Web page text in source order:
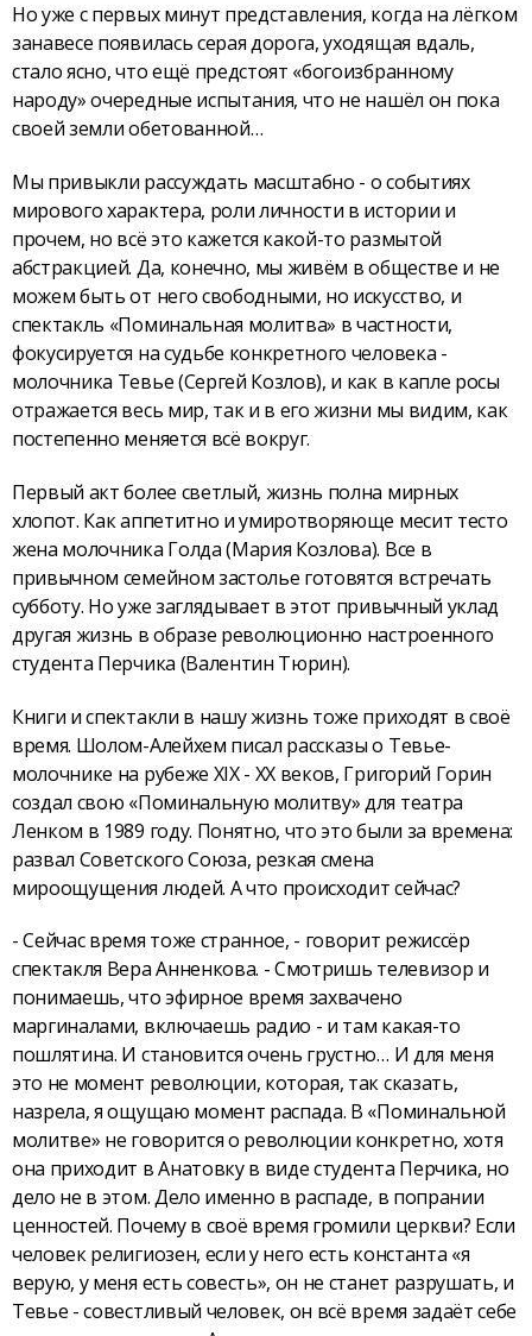
Но уже с первых минут представления, когда на лёгком
занавесе появилась серая дорога, уходящая вдаль,
стало ясно, что ещё предстоят «богоизбранному
народу» очередные испытания, что не нашёл он пока
своей земли обетованной…
Мы привыкли рассуждать масштабно - о событиях
мирового характера, роли личности в истории и
прочем, но всё это кажется какой-то размытой
абстракцией. Да, конечно, мы живём в обществе и не
можем быть от него свободными, но искусство, и
спектакль «Поминальная молитва» в частности,
фокусируется на судьбе конкретного человека -
молочника Тевье (Сергей Козлов), и как в капле росы
отражается весь мир, так и в его жизни мы видим, как
постепенно меняется всё вокруг.
Первый акт более светлый, жизнь полна мирных
хлопот. Как аппетитно и умиротворяюще месит тесто
жена молочника Голда (Мария Козлова). Все в
привычном семейном застолье готовятся встречать
субботу. Но уже заглядывает в этот привычный уклад
другая жизнь в образе революционно настроенного
студента Перчика (Валентин Тюрин).
Книги и спектакли в нашу жизнь тоже приходят в своё
время. Шолом-Алейхем писал рассказы о Тевье-
молочнике на рубеже XIX - XX веков, Григорий Горин
создал свою «Поминальную молитву» для театра
Ленком в 1989 году. Понятно, что это были за времена:
развал Советского Союза, резкая смена
мироощущения людей. А что происходит сейчас?
- Сейчас время тоже странное, - говорит режиссёр
спектакля Вера Анненкова. - Смотришь телевизор и
понимаешь, что эфирное время захвачено
маргиналами, включаешь радио - и там какая-то
пошлятина. И становится очень грустно… И для меня
это не момент революции, которая, так сказать,
назрела, я ощущаю момент распада. В «Поминальной
молитве» не говорится о революции конкретно, хотя
она приходит в Анатовку в виде студента Перчика, но
дело не в этом. Дело именно в распаде, в попрании
ценностей. Почему в своё время громили церкви? Если
человек религиозен, если у него есть константа «я
верую, у меня есть совесть», он не станет разрушать, и
Тевье - совестливый человек, он всё время задаёт себе